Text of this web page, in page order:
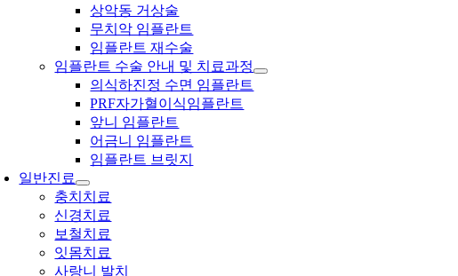
상악동 거상술
무치악 임플란트
임플란트 재수술
임플란트 수술 안내 및 치료과정
의식하진정 수면 임플란트
PRF자가혈이식임플란트
앞니 임플란트
어금니 임플란트
임플란트 브릿지
일반진료
충치치료
신경치료
보철치료
잇몸치료
사랑니 발치